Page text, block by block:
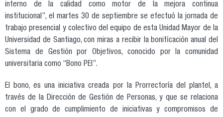
interno de la calidad como motor de la mejora continua
institucional”, el martes 30 de septiembre se efectuó la jornada de
trabajo presencial y colectivo del equipo de esta Unidad Mayor de la
Universidad de Santiago, con miras a recibir la bonificación anual del
Sistema de Gestión por Objetivos, conocido por la comunidad
universitaria como “Bono PEI”.
El bono, es una iniciativa creada por la Prorrectoría del plantel, a
través de la Dirección de Gestión de Personas, y que se relaciona
con el grado de cumplimiento de iniciativas y compromisos de